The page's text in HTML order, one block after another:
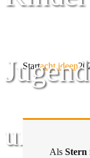
Jugend
und
Startacht ideen
Als Stern